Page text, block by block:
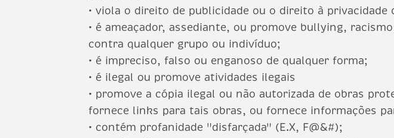
• viola o direito de publicidade ou o direito à privacidade
• é ameaçador, assediante, ou promove bullying,
contra qualquer grupo ou indivíduo;
• é impreciso, falso ou enganoso de qualquer forma;
• é ilegal ou promove atividades ilegais
• promove a cópia ilegal ou não autorizada de obras
fornece links para tais obras, ou fornece informações
• contém profanidade "disfarçada" (E.X, F@&#);